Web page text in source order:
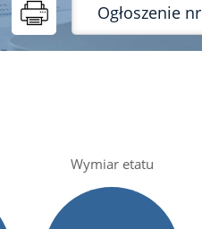
Ogłoszenie nr
Wymiar etatu